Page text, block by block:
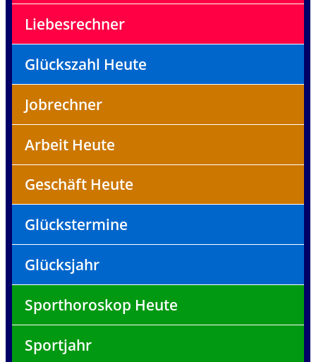
Liebesrechner
Glückszahl Heute
Jobrechner
Arbeit Heute
Geschäft Heute
Glückstermine
Glücksjahr
Sporthoroskop Heute
Sportjahr